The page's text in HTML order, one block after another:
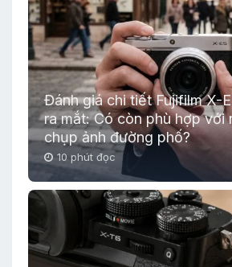
Đánh giá chi tiết Fujifilm X-
ra mắt: Có còn phù hợp với
chụp ảnh đường phố?
10 phút đọc